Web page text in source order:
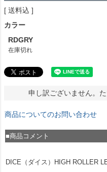
送料込
カラー
RDGRY
在庫切れ
申し訳ございません。
商品についてのお問い合わせ
■商品コメント
DICE（ダイス）HIGH ROLLER